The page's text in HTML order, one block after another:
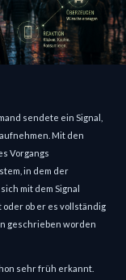
sendete ein Signal,
Mit den
Vorgangs
in dem der
mit dem Signal
ob er es vollständig
geschrieben worden
sehr früh erkannt.